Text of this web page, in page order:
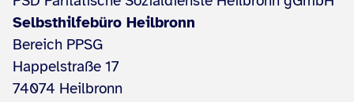
Selbsthilfebüro Heilbronn
Bereich PPSG
Happelstraße 17
74074 Heilbronn